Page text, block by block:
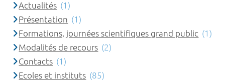
Actualités (1)
Présentation (1)
Formations, journées scientifiques grand public (1)
Modalités de recours (2)
Contacts (1)
Ecoles et instituts (85)